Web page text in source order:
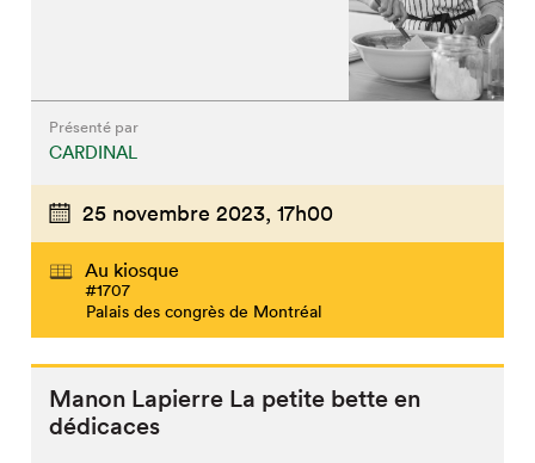
Présenté par
CARDINAL
25 novembre 2023, 17h00
Au kiosque
#1707
Palais des congrès de Montréal
Manon Lapierre La petite bette en
dédicaces